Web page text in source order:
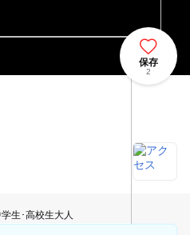
保存
2
生･高校生大人